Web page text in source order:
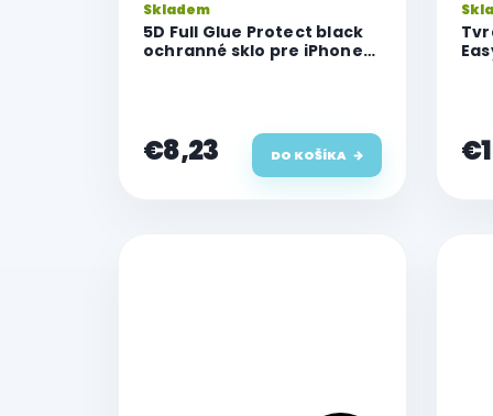
5D Full Glue Protect black
ochranné sklo pre iPhone
Skladem
€8,23 DO KOŠÍKA